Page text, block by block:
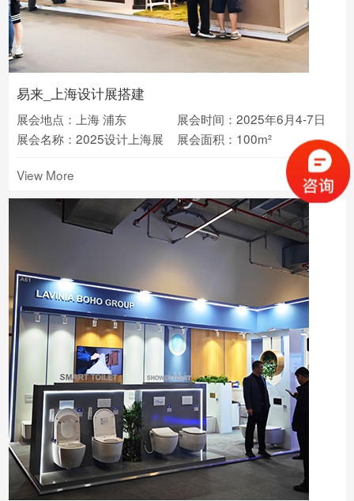
易来_上海设计展搭建
展会地点：上海 浦东
展会时间：2025年6月4-7日
展会名称：2025设计上海展
展会面积：100m²
View More